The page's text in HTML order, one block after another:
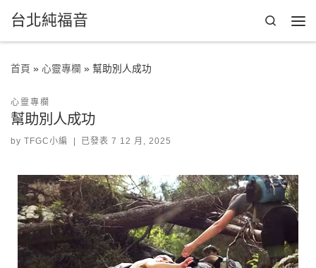
Skip to content
台北純福音 Search
首頁 » 心靈專欄 » 幫助別人成功
心靈專欄
幫助別人成功
by TFGC小編 | 已發表7 12 月, 2025